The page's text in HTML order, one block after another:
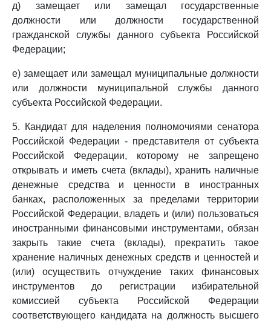
д) замещает или замещал государственные
должности или должности государственной
гражданской службы данного субъекта Российской
Федерации;
е) замещает или замещал муниципальные должности
или должности муниципальной службы данного
субъекта Российской Федерации.
5. Кандидат для наделения полномочиями сенатора
Российской Федерации - представителя от субъекта
Российской Федерации, которому не запрещено
открывать и иметь счета (вклады), хранить наличные
денежные средства и ценности в иностранных
банках, расположенных за пределами территории
Российской Федерации, владеть и (или) пользоваться
иностранными финансовыми инструментами, обязан
закрыть такие счета (вклады), прекратить такое
хранение наличных денежных средств и ценностей и
(или) осуществить отчуждение таких финансовых
инструментов до регистрации избирательной
комиссией субъекта Российской Федерации
соответствующего кандидата на должность высшего